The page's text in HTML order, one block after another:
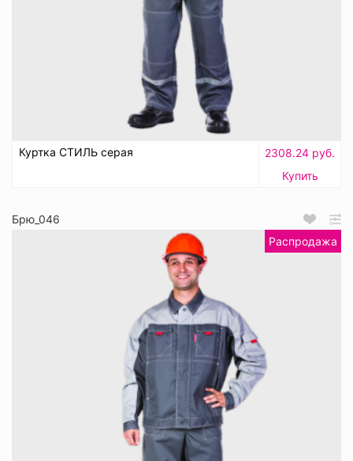
Куртка СТИЛЬ серая
2308.24 руб.
Купить
Брю_046
Распродажа